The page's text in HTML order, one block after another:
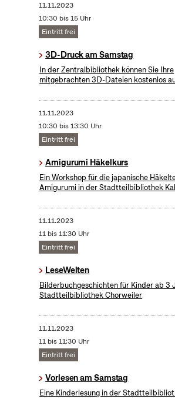
11.11.2023
10:30 bis 15 Uhr
Eintritt frei
3D-Druck am Samstag
In der Zentralbibliothek können Sie Ihre
mitgebrachten 3D-Dateien kostenlos
11.11.2023
10:30 bis 13:30 Uhr
Eintritt frei
Amigurumi Häkelkurs
Ein Workshop für die japanische
Amigurumi in der Stadtteilbibliothek
11.11.2023
11 bis 11:30 Uhr
Eintritt frei
LeseWelten
Bilderbuchgeschichten für Kinder ab 3
Stadtteilbibliothek Chorweiler
11.11.2023
11 bis 11:30 Uhr
Eintritt frei
Vorlesen am Samstag
Eine Kinderlesung in der